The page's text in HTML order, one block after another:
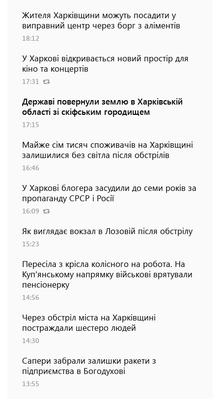
Жителя Харківщини можуть посадити у
виправний центр через борг з аліментів
18:12
У Харкові відкривається новий простір для
кіно та концертів
17:31
Державі повернули землю в Харківській
області зі скіфським городищем
17:15
Майже сім тисяч споживачів на Харківщині
залишилися без світла після обстрілів
16:46
У Харкові блогера засудили до семи років за
пропаганду СРСР і Росії
16:09
Як виглядає вокзал в Лозовій після обстрілу
15:23
Пересіла з крісла колісного на робота. На
Куп'янському напрямку військові врятували
пенсіонерку
14:56
Через обстріл міста на Харківщині
постраждали шестеро людей
14:30
Сапери забрали залишки ракети з
підприємства в Богодухові
13:55